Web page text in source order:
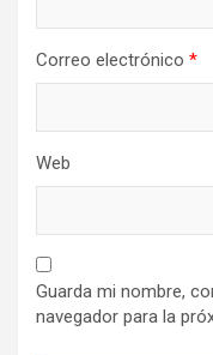
Correo electrónico *
Web
Guarda mi nombre,
navegador para la